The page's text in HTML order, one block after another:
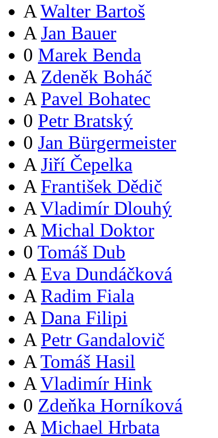
A Walter Bartoš
A Jan Bauer
0 Marek Benda
A Zdeněk Boháč
A Pavel Bohatec
0 Petr Bratský
0 Jan Bürgermeister
A Jiří Čepelka
A František Dědič
A Vladimír Dlouhý
A Michal Doktor
0 Tomáš Dub
A Eva Dundáčková
A Radim Fiala
A Dana Filipi
A Petr Gandalovič
A Tomáš Hasil
A Vladimír Hink
0 Zdeňka Horníková
A Michael Hrbata